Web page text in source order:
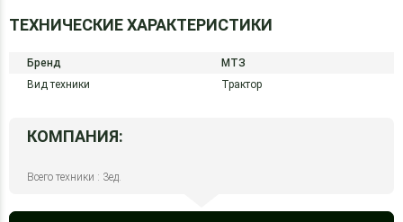
ТЕХНИЧЕСКИЕ ХАРАКТЕРИСТИКИ
Бренд
МТЗ
Вид техники
Трактор
КОМПАНИЯ:
Всего техники : 3ед.